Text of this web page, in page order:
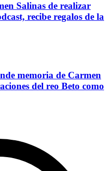
Salinas de realizar
recibe regalos de la
memoria de Carmen
del reo Beto como